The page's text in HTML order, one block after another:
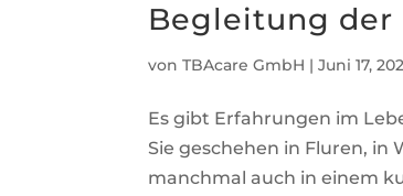
Begleitung
vonTBAcare GmbH |Juni 17,
Es gibt Erfahrungen im
Sie geschehen in Fluren, in
manchmal auch in einem